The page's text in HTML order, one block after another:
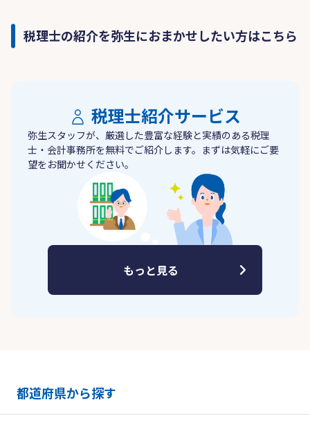
税理士の紹介を弥生におまかせしたい方はこちら
税理士紹介サービス
弥生スタッフが、厳選した豊富な経験と実績のある税理
士・会計事務所を無料でご紹介します。まずは気軽にご要
望をお聞かせください。
もっと見る
都道府県から探す